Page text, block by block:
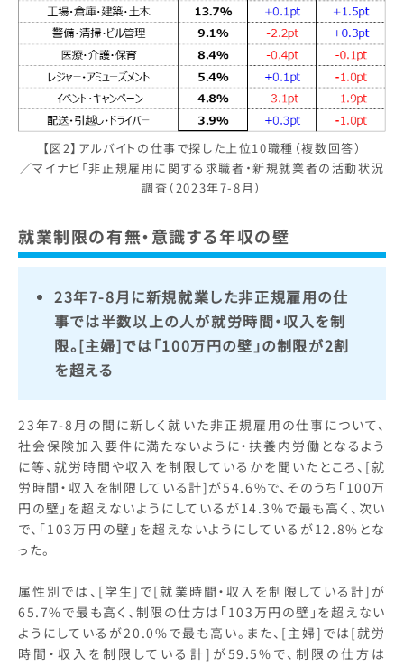
【図2】アルバイトの仕事で探した上位10職種（複数回答）
／マイナビ「非正規雇用に関する求職者・新規就業者の活動状況
調査（2023年7-8月）
就業制限の有無・意識する年収の壁
23年7-8月に新規就業した非正規雇用の仕
事では半数以上の人が就労時間・収入を制
限。[主婦]では「100万円の壁」の制限が2割
を超える
23年7-8月の間に新しく就いた非正規雇用の仕事について、
社会保険加入要件に満たないように・扶養内労働となるよう
に等、就労時間や収入を制限しているかを聞いたところ、[就
労時間・収入を制限している計]が54.6%で、そのうち「100万
円の壁」を超えないようにしているが14.3%で最も高く、次い
で、「103万円の壁」を超えないようにしているが12.8%とな
った。
属性別では、[学生]で[就業時間・収入を制限している計]が
65.7%で最も高く、制限の仕方は「103万円の壁」を超えない
ようにしているが20.0%で最も高い。また、[主婦]では[就労
時間・収入を制限している計]が59.5%で、制限の仕方は